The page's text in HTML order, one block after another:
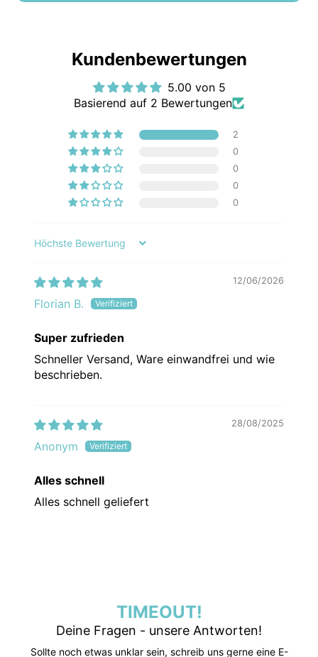
Kundenbewertungen
5.00 von 5
Basierend auf 2 Bewertungen
2
0
0
0
0
Sort by
12/06/2026
Florian B.
Super zufrieden
Schneller Versand, Ware einwandfrei und wie
beschrieben.
28/08/2025
Anonym
Alles schnell
Alles schnell geliefert
TIMEOUT!
Deine Fragen - unsere Antworten!
Sollte noch etwas unklar sein, schreib uns gerne eine E-